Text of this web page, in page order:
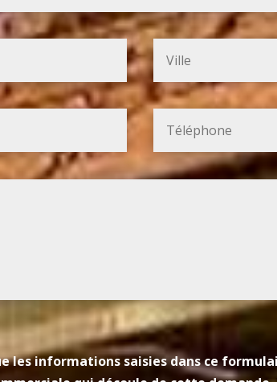
les informations saisies dans ce